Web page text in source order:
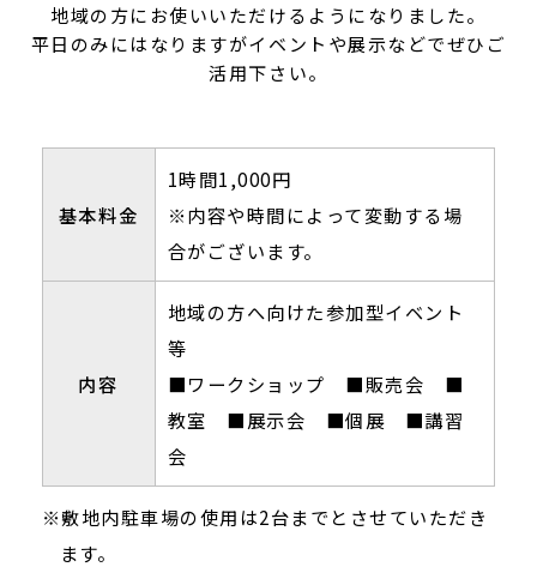
地域の方にお使いいただけるようになりました。
平日のみにはなりますがイベントや展示などでぜひご
活用下さい。
基本料金
1時間1,000円
※内容や時間によって変動する場
合がございます。
内容
地域の方へ向けた参加型イベント
等
■ワークショップ ■販売会 ■
教室 ■展示会 ■個展 ■講習
会
※敷地内駐車場の使用は2台までとさせていただき
ます。